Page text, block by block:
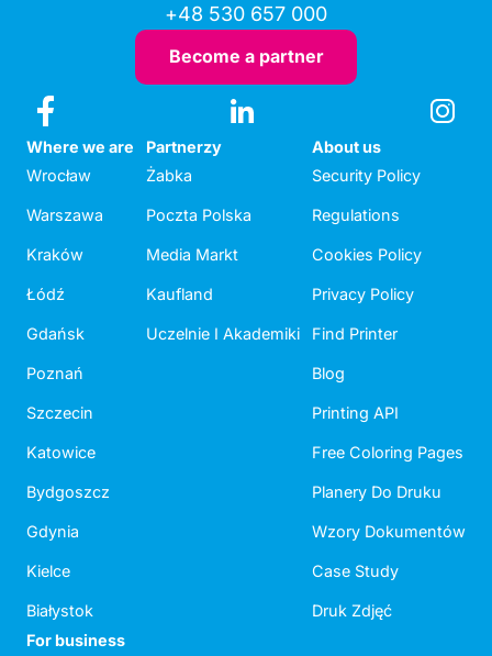
+48 530 657 000
Become a partner
Where we are
Wrocław
Warszawa
Kraków
Łódź
Gdańsk
Poznań
Szczecin
Katowice
Bydgoszcz
Gdynia
Kielce
Białystok
Partnerzy
Żabka
Poczta Polska
Media Markt
Kaufland
Uczelnie I Akademiki
About us
Security Policy
Regulations
Cookies Policy
Privacy Policy
Find Printer
Blog
Printing API
Free Coloring Pages
Planery Do Druku
Wzory Dokumentów
Case Study
Druk Zdjęć
For business